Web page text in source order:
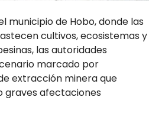
municipio de Hobo, donde las
cultivos, ecosistemas y
las autoridades
marcado por
extracción minera que
graves afectaciones